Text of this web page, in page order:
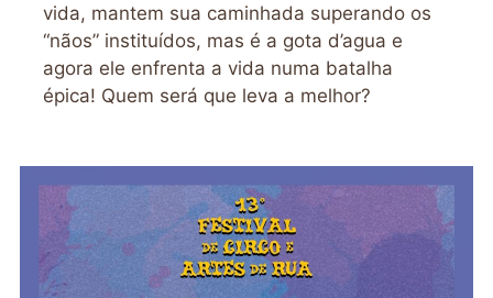
vida, mantem sua caminhada superando os
“nãos” instituídos, mas é a gota d’agua e
agora ele enfrenta a vida numa batalha
épica! Quem será que leva a melhor?